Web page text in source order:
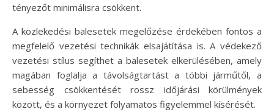
tényezőt minimálisra csökkent.
A közlekedési balesetek megelőzése érdekében fontos a
megfelelő vezetési technikák elsajátítása is. A védekező
vezetési stílus segíthet a balesetek elkerülésében, amely
magában foglalja a távolságtartást a többi járműtől, a
sebesség csökkentését rossz időjárási körülmények
között, és a környezet folyamatos figyelemmel kísérését.